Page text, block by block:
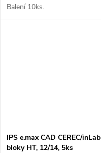
Balení 10ks.
IPS e.max CAD CEREC/inLab
bloky HT, 12/14, 5ks